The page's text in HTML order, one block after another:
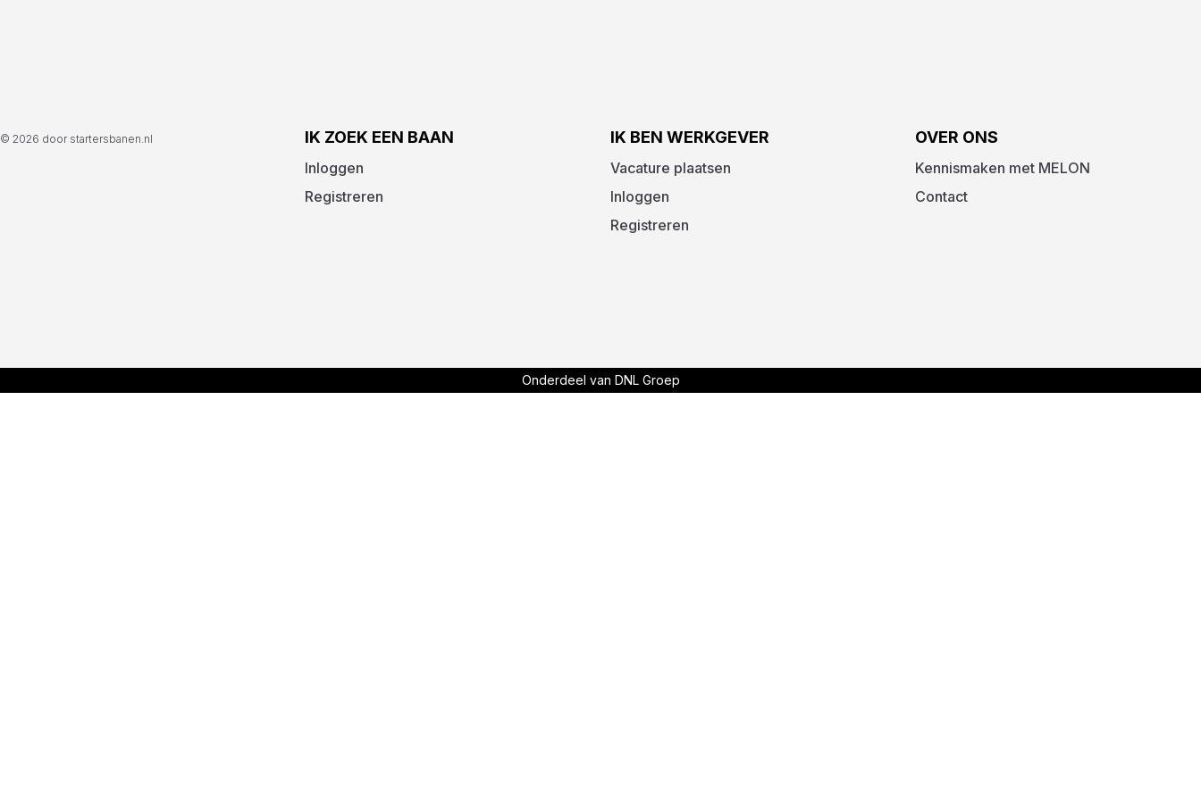
© 2026 door startersbanen.nl IK ZOEK EEN BAAN
Inloggen
Registreren
IK BEN WERKGEVER
Vacature plaatsen
Inloggen
Registreren
OVER ONS
Kennismaken met MELON
Contact
Onderdeel van DNL Groep